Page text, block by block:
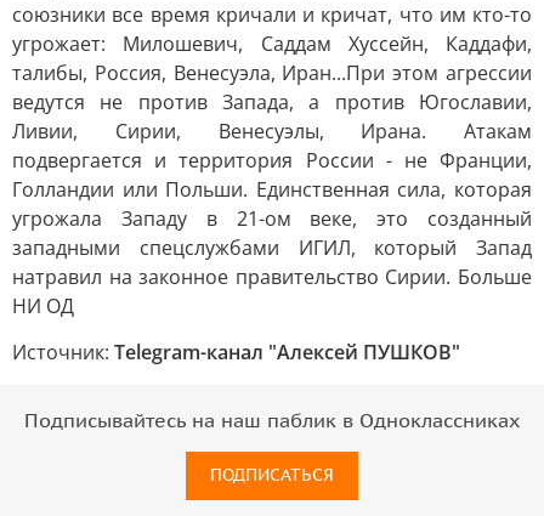
союзники все время кричали и кричат, что им кто-то
угрожает: Милошевич, Саддам Хуссейн, Каддафи,
талибы, Россия, Венесуэла, Иран...При этом агрессии
ведутся не против Запада, а против Югославии,
Ливии, Сирии, Венесуэлы, Ирана. Атакам
подвергается и территория России - не Франции,
Голландии или Польши. Единственная сила, которая
угрожала Западу в 21-ом веке, это созданный
западными спецслужбами ИГИЛ, который Запад
натравил на законное правительство Сирии. Больше
НИ ОД
Источник: Telegram-канал "Алексей ПУШКОВ"
Подписывайтесь на наш паблик в Одноклассниках
ПОДПИСАТЬСЯ